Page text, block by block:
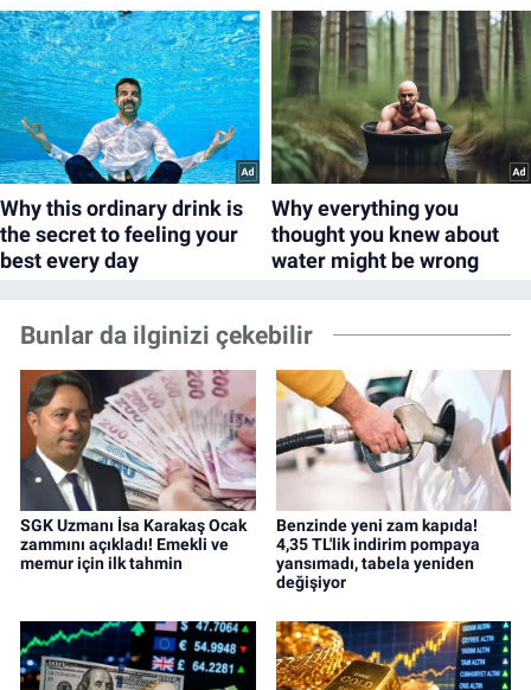
Bunlar da ilginizi çekebilir
SGK Uzmanı İsa Karakaş Ocak
zammını açıkladı! Emekli ve
memur için ilk tahmin
Benzinde yeni zam kapıda!
4,35 TL'lik indirim pompaya
yansımadı, tabela yeniden
değişiyor